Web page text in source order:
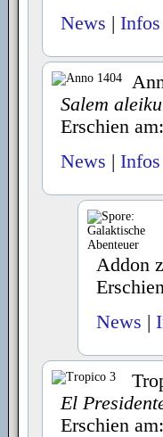
News | Infos
Salem
Erschien
News | Infos
Addon
News |
El
Erschien